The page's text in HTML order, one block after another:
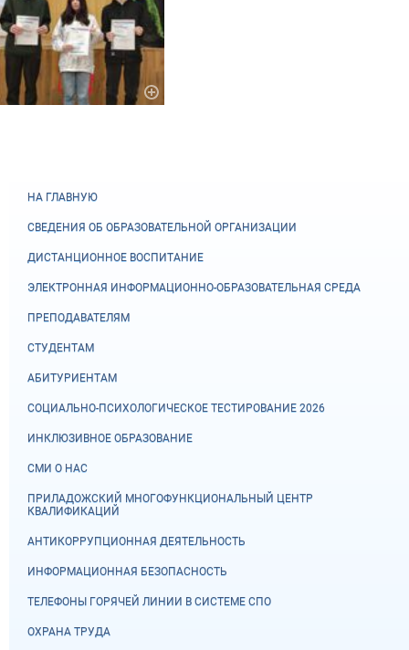
НА ГЛАВНУЮ
СВЕДЕНИЯ ОБ ОБРАЗОВАТЕЛЬНОЙ ОРГАНИЗАЦИИ
ДИСТАНЦИОННОЕ ВОСПИТАНИЕ
ЭЛЕКТРОННАЯ ИНФОРМАЦИОННО-ОБРАЗОВАТЕЛЬНАЯ СРЕДА
ПРЕПОДАВАТЕЛЯМ
СТУДЕНТАМ
АБИТУРИЕНТАМ
СОЦИАЛЬНО-ПСИХОЛОГИЧЕСКОЕ ТЕСТИРОВАНИЕ 2026
ИНКЛЮЗИВНОЕ ОБРАЗОВАНИЕ
СМИ О НАС
ПРИЛАДОЖСКИЙ МНОГОФУНКЦИОНАЛЬНЫЙ ЦЕНТР
КВАЛИФИКАЦИЙ
АНТИКОРРУПЦИОННАЯ ДЕЯТЕЛЬНОСТЬ
ИНФОРМАЦИОННАЯ БЕЗОПАСНОСТЬ
ТЕЛЕФОНЫ ГОРЯЧЕЙ ЛИНИИ В СИСТЕМЕ СПО
ОХРАНА ТРУДА